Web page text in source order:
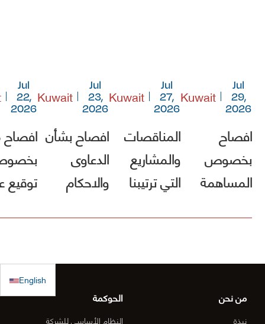
Jul
29,
2026
Kuwait
افصاح
بخصوص
المساهمة
Jul
27,
2026
Kuwait
المناقصات
والمشاريع
التي ترتيبنا
بالترسية بعد
Jul
23,
2026
Kuwait
افصاح بشأن
الدعاوى
والاحكام
Jul
22,
2026
توقيع
منطقة
English
من نحن
نبذة
الحوكمة
النظام الأساسي للشركة